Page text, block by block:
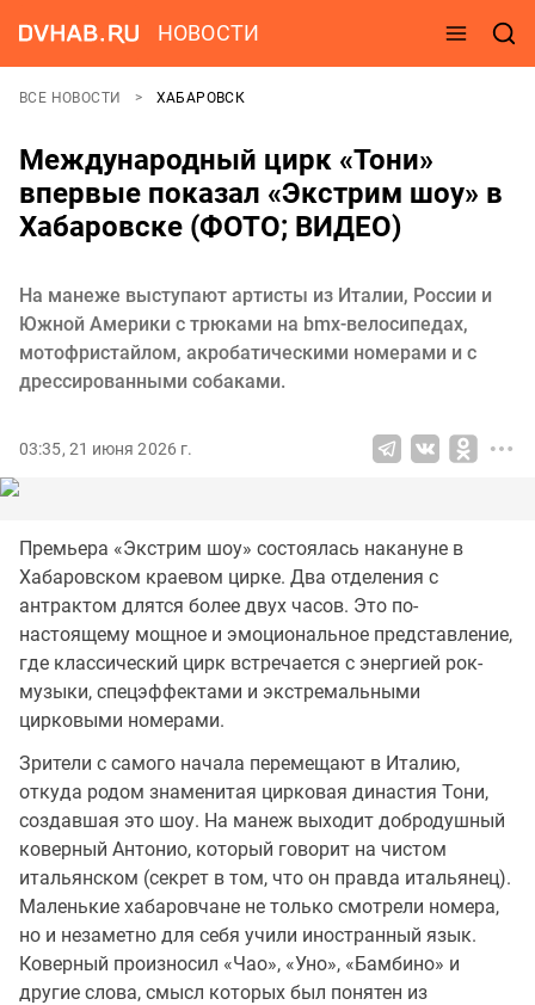
НОВОСТИ
ВСЕ НОВОСТИ ХАБАРОВСК
Международный цирк «Тони»
впервые показал «Экстрим шоу» в
Хабаровске (ФОТО; ВИДЕО)
На манеже выступают артисты из Италии, России и
Южной Америки с трюками на bmx-велосипедах,
мотофристайлом, акробатическими номерами и с
дрессированными собаками.
03:35, 21 июня 2026 г.
Премьера «Экстрим шоу» состоялась накануне в
Хабаровском краевом цирке. Два отделения с
антрактом длятся более двух часов. Это по-
настоящему мощное и эмоциональное представление,
где классический цирк встречается с энергией рок-
музыки, спецэффектами и экстремальными
цирковыми номерами.
Зрители с самого начала перемещают в Италию,
откуда родом знаменитая цирковая династия Тони,
создавшая это шоу. На манеж выходит добродушный
коверный Антонио, который говорит на чистом
итальянском (секрет в том, что он правда итальянец).
Маленькие хабаровчане не только смотрели номера,
но и незаметно для себя учили иностранный язык.
Коверный произносил «Чао», «Уно», «Бамбино» и
другие слова, смысл которых был понятен из